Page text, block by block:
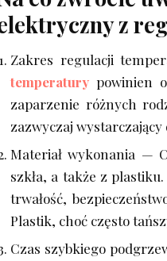
z
Zakres regulacji
temperatury powinien
zaparzenie różnych
zazwyczaj
Materiał wykonania —
szkła, a także z
trwałość,
Plastik, choć często
Czas szybkiego